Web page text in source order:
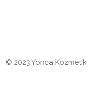
© 2023 Yonca Kozmetik